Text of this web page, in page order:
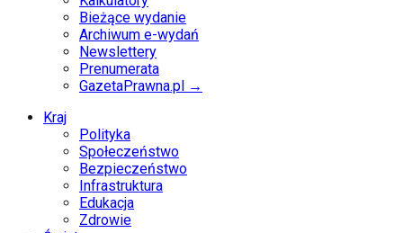
Bieżące wydanie
Archiwum e-wydań
Newslettery
Prenumerata
GazetaPrawna.pl →
Kraj
Polityka
Społeczeństwo
Bezpieczeństwo
Infrastruktura
Edukacja
Zdrowie